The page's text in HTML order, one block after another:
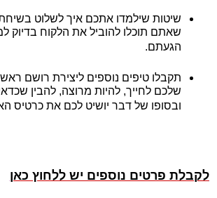
שיטות שילמדו אתכם איך לשלוט
שאתם תוכלו להוביל את הלקוח
הגעתם.
תקבלו טיפים נוספים ליצירת רושם
שלכם לחייך, להיות מרוצה, להבין
ובסופו של דבר יושיט לכם את כרטיס
לקבלת פרטים נוספים יש ללחוץ כאן